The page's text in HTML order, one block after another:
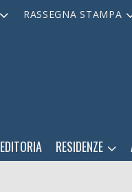
RASSEGNA STAMPA
EDITORIA RESIDENZE